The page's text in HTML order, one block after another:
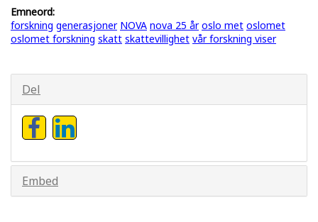
Emneord:
forskning generasjoner NOVA nova 25 år oslo met oslomet
oslomet forskning skatt skattevillighet vår forskning viser
Del
Embed